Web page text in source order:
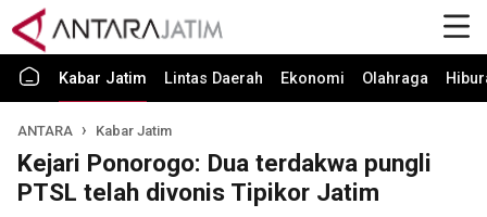
Kabar Jatim Lintas Daerah Ekonomi Olahraga
ANTARA Kabar Jatim
Kejari Ponorogo: Dua terdakwa pungli
PTSL telah divonis Tipikor Jatim